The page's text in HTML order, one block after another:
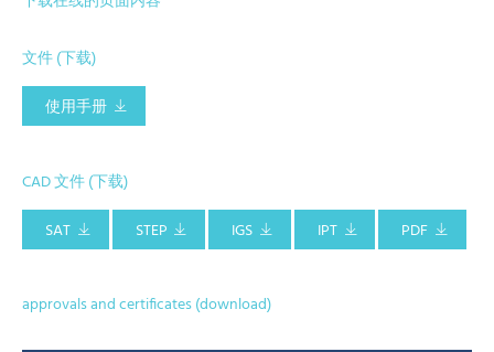
文件 (下载)
使用手册
CAD 文件 (下载)
SAT
STEP IGS IPT PDF
approvals and certificates (download)